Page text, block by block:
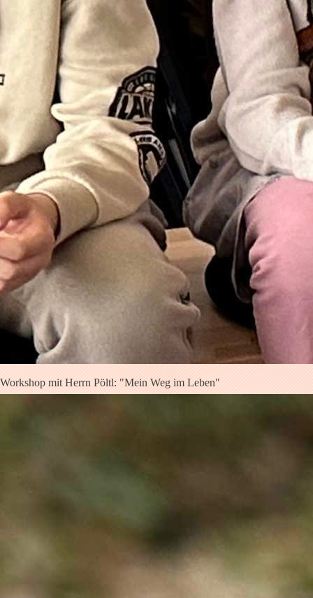
Workshop mit Herrn Pöltl: "Mein Weg im Leben"